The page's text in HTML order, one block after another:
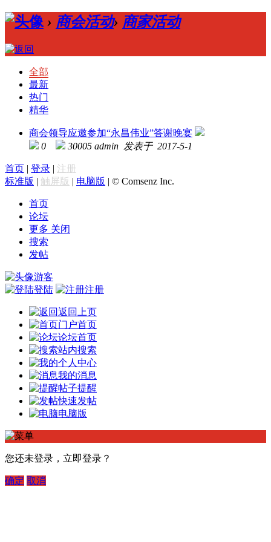
› 商会活动› 商家活动
全部
最新
热门
精华
商会领导应邀参加“永昌伟业”答谢晚宴
0
30005 admin 发表于 2017-5-1
首页 | 登录 | 注册
标准版 | 触屏版 | 电脑版 | © Comsenz Inc.
首页
论坛
更多 关闭
搜索
发帖
游客
登陆
注册
返回上页
门户首页
论坛首页
站内搜索
个人中心
我的消息
帖子提醒
快速发帖
电脑版
您还未登录，立即登录？
确定 取消